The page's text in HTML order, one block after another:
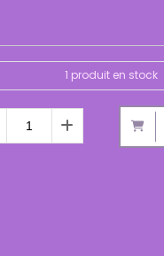
1 produit en stock